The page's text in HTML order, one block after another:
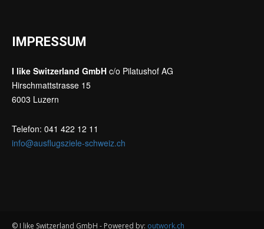
IMPRESSUM
I like Switzerland GmbH c/o Pilatushof AG
Hirschmattstrasse 15
6003 Luzern
Telefon: 041 422 12 11
info@ausflugsziele-schweiz.ch
© I like Switzerland GmbH - Powered by: outwork.ch